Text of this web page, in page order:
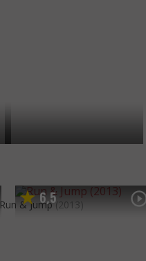
6,5
Run & Jump (2013)